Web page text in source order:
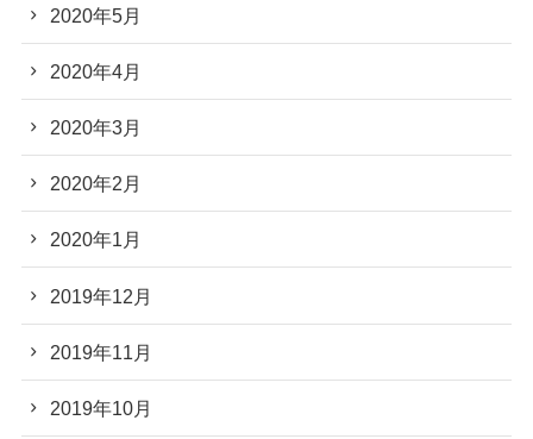
2020年5月
2020年4月
2020年3月
2020年2月
2020年1月
2019年12月
2019年11月
2019年10月